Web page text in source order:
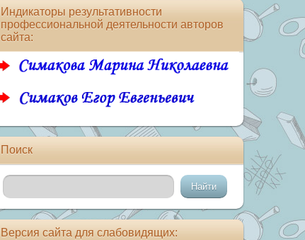
Индикаторы результативности
профессиональной деятельности авторов
сайта:
Поиск
Версия сайта для слабовидящих: